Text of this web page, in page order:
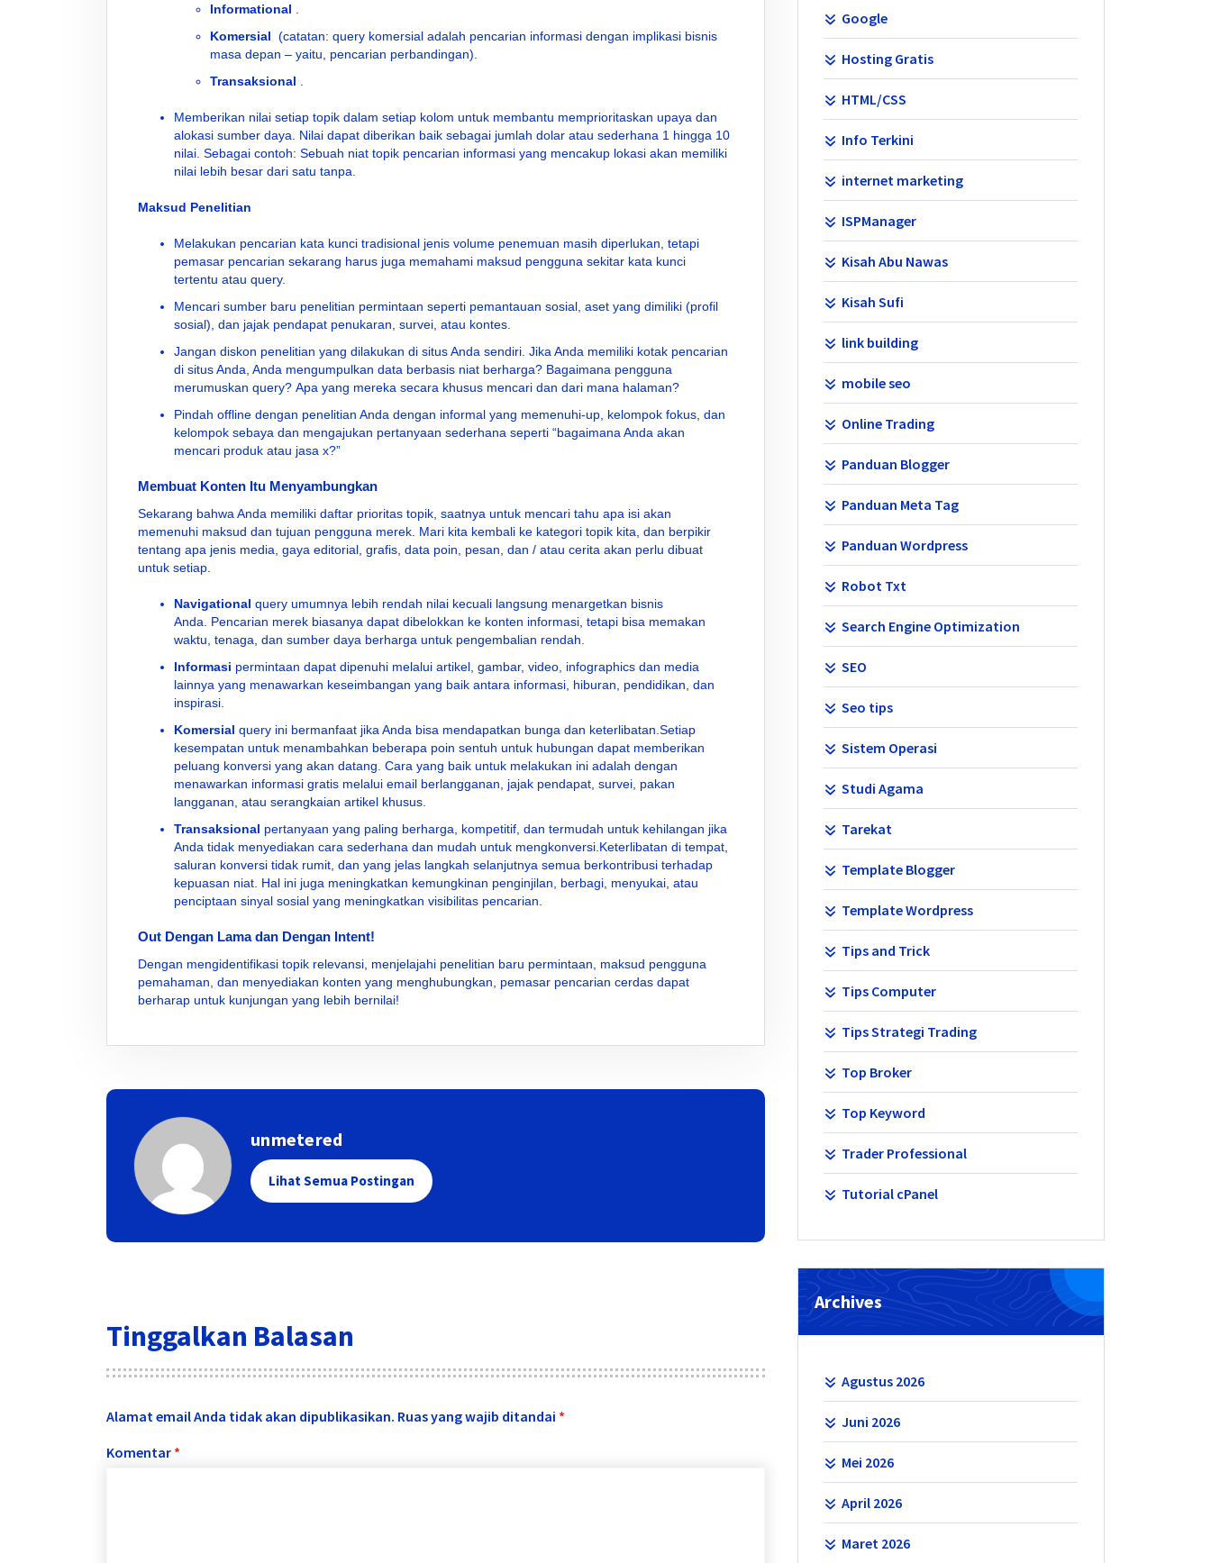
Informational
Komersial (catatan: query komersial adalah pencarian informasi dengan implikasi bisnis
masa depan – yaitu, pencarian perbandingan).
Transaksional
Memberikan nilai setiap topik dalam setiap kolom untuk membantu memprioritaskan upaya dan
alokasi sumber daya. Nilai dapat diberikan baik sebagai jumlah dolar atau sederhana 1 hingga 10
nilai. Sebagai contoh: Sebuah niat topik pencarian informasi yang mencakup lokasi akan memiliki
nilai lebih besar dari satu tanpa.
Maksud Penelitian
Melakukan pencarian kata kunci tradisional jenis volume penemuan masih diperlukan, tetapi
pemasar pencarian sekarang harus juga memahami maksud pengguna sekitar kata kunci
tertentu atau query.
Mencari sumber baru penelitian permintaan seperti pemantauan sosial, aset yang dimiliki (profil
sosial), dan jajak pendapat penukaran, survei, atau kontes.
Jangan diskon penelitian yang dilakukan di situs Anda sendiri. Jika Anda memiliki kotak pencarian
di situs Anda, Anda mengumpulkan data berbasis niat berharga? Bagaimana pengguna
merumuskan query? Apa yang mereka secara khusus mencari dan dari mana halaman?
Pindah offline dengan penelitian Anda dengan informal yang memenuhi-up, kelompok fokus, dan
kelompok sebaya dan mengajukan pertanyaan sederhana seperti “bagaimana Anda akan
mencari produk atau jasa x?”
Membuat Konten Itu Menyambungkan
Sekarang bahwa Anda memiliki daftar prioritas topik, saatnya untuk mencari tahu apa isi akan
memenuhi maksud dan tujuan pengguna merek. Mari kita kembali ke kategori topik kita, dan berpikir
tentang apa jenis media, gaya editorial, grafis, data poin, pesan, dan / atau cerita akan perlu dibuat
untuk setiap.
Navigational query umumnya lebih rendah nilai kecuali langsung menargetkan bisnis
Anda. Pencarian merek biasanya dapat dibelokkan ke konten informasi, tetapi bisa memakan
waktu, tenaga, dan sumber daya berharga untuk pengembalian rendah.
Informasi permintaan dapat dipenuhi melalui artikel, gambar, video, infographics dan media
lainnya yang menawarkan keseimbangan yang baik antara informasi, hiburan, pendidikan, dan
inspirasi.
Komersial query ini bermanfaat jika Anda bisa mendapatkan bunga dan keterlibatan.Setiap
kesempatan untuk menambahkan beberapa poin sentuh untuk hubungan dapat memberikan
peluang konversi yang akan datang. Cara yang baik untuk melakukan ini adalah dengan
menawarkan informasi gratis melalui email berlangganan, jajak pendapat, survei, pakan
langganan, atau serangkaian artikel khusus.
Transaksional pertanyaan yang paling berharga, kompetitif, dan termudah untuk kehilangan jika
Anda tidak menyediakan cara sederhana dan mudah untuk mengkonversi.Keterlibatan di tempat,
saluran konversi tidak rumit, dan yang jelas langkah selanjutnya semua berkontribusi terhadap
kepuasan niat. Hal ini juga meningkatkan kemungkinan penginjilan, berbagi, menyukai, atau
penciptaan sinyal sosial yang meningkatkan visibilitas pencarian.
Out Dengan Lama dan Dengan Intent!
Dengan mengidentifikasi topik relevansi, menjelajahi penelitian baru permintaan, maksud pengguna
pemahaman, dan menyediakan konten yang menghubungkan, pemasar pencarian cerdas dapat
berharap untuk kunjungan yang lebih bernilai!
unmetered
Lihat Semua Postingan
Tinggalkan Balasan
Alamat email Anda tidak akan dipublikasikan. Ruas yang wajib ditandai *
Komentar *
Google
Hosting Gratis
HTML/CSS
Info Terkini
internet marketing
ISPManager
Kisah Abu Nawas
Kisah Sufi
link building
mobile seo
Online Trading
Panduan Blogger
Panduan Meta Tag
Panduan Wordpress
Robot Txt
Search Engine Optimization
SEO
Seo tips
Sistem Operasi
Studi Agama
Tarekat
Template Blogger
Template Wordpress
Tips and Trick
Tips Computer
Tips Strategi Trading
Top Broker
Top Keyword
Trader Professional
Tutorial cPanel
Archives
Agustus 2026
Juni 2026
Mei 2026
April 2026
Maret 2026